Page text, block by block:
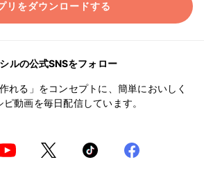
リをダウンロードする
ルの公式SNSをフォロー
れる」をコンセプトに、簡単においしく
動画を毎日配信しています。